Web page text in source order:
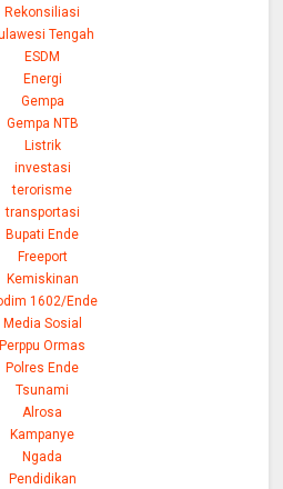
Rekonsiliasi
Tengah
ESDM
Energi
Gempa
Gempa NTB
Listrik
investasi
terorisme
transportasi
Bupati Ende
Freeport
Kemiskinan
1602/Ende
Media Sosial
Perppu Ormas
Polres Ende
Tsunami
Alrosa
Kampanye
Ngada
Pendidikan